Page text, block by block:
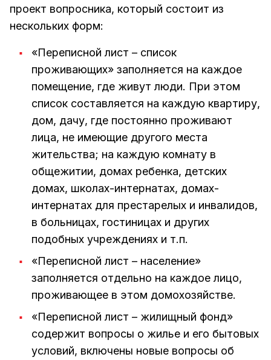
проект вопросника, который состоит из
нескольких форм:
«Переписной лист – список
проживающих» заполняется на каждое
помещение, где живут люди. При этом
список составляется на каждую квартиру,
дом, дачу, где постоянно проживают
лица, не имеющие другого места
жительства; на каждую комнату в
общежитии, домах ребенка, детских
домах, школах-интернатах, домах-
интернатах для престарелых и инвалидов,
в больницах, гостиницах и других
подобных учреждениях и т.п.
«Переписной лист – население»
заполняется отдельно на каждое лицо,
проживающее в этом домохозяйстве.
«Переписной лист – жилищный фонд»
содержит вопросы о жилье и его бытовых
условий, включены новые вопросы об